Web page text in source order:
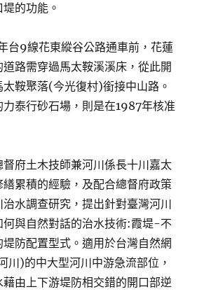
的功能。
台9線花東縱谷公路通車前，花蓮
路需穿過馬太鞍溪溪床，從此開
鞍聚落(今光復村)銜接中山路。
泰行砂石場，則是在1987年核准
府土木技師兼河川係長十川嘉太
累積的經驗，及配合總督府政策
水調查研究，提出針對臺灣河川
何與自然對話的治水技術:霞堤-不
防配置型式。適用於台灣自然網
川)的中大型河川中游急流部位，
由上下游堤防相交錯的開口部逆